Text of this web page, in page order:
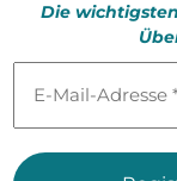
Die
Mail-
*